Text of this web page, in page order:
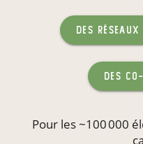
des
des
Pour les ~100 000